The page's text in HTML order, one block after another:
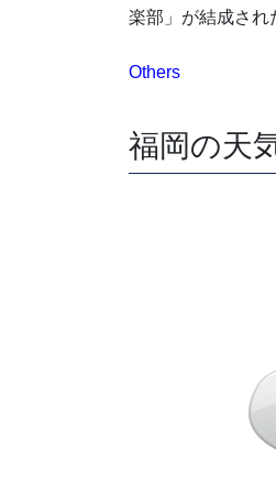
楽部」が結成され
Others
福岡の天